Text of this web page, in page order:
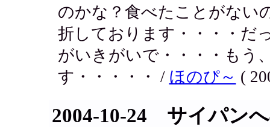
のかな？食べたことがな
折しております・・・・だ
がいきがいで・・・・もう
す・・・・・ / ほのぴ～ (
2004-10-24 サイパン